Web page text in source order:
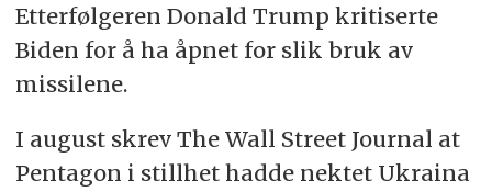
Etterfølgeren Donald Trump kritiserte
Biden for å ha åpnet for slik bruk av
missilene.
I august skrev The Wall Street Journal at
Pentagon i stillhet hadde nektet Ukraina